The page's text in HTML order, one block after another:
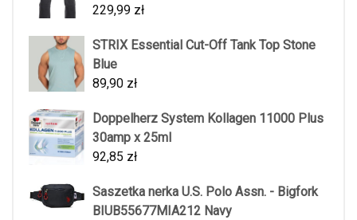
229,99 zł
STRIX Essential Cut-Off Tank Top Stone
Blue
89,90 zł
Doppelherz System Kollagen 11000 Plus
30amp x 25ml
92,85 zł
Saszetka nerka U.S. Polo Assn. - Bigfork
BIUB55677MIA212 Navy